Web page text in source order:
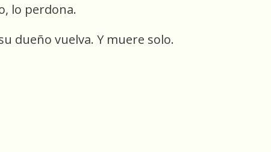
lo perdona.
dueño vuelva. Y muere solo.